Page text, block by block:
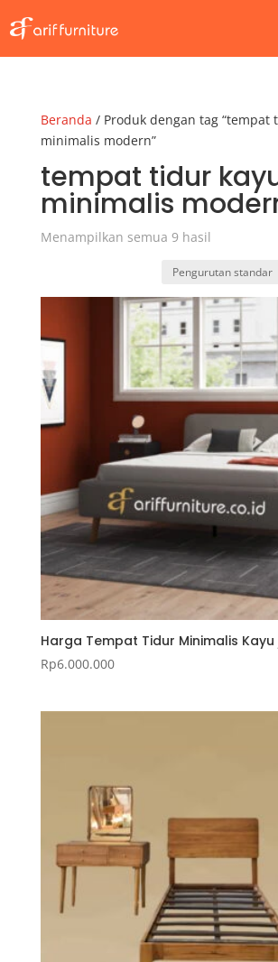
Beranda / Produk dengan tag “tempat
minimalis modern”
tempat tidur
minimalis
Menampilkan semua 9 hasil
Harga Tempat Tidur Minimalis
Rp6.000.000